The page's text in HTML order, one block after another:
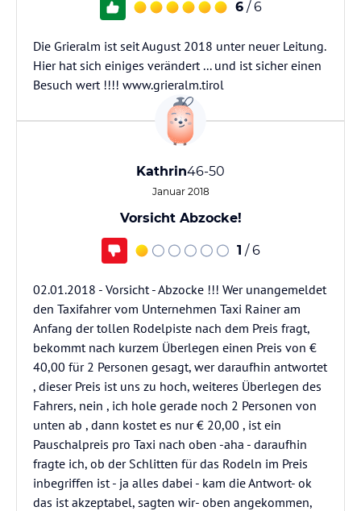
6 / 6
Die Grieralm ist seit August 2018 unter neuer Leitung.
Hier hat sich einiges verändert ... und ist sicher einen
Besuch wert !!!! www.grieralm.tirol
Kathrin46-50
Januar 2018
Vorsicht Abzocke!
1 / 6
02.01.2018 - Vorsicht - Abzocke !!! Wer unangemeldet
den Taxifahrer vom Unternehmen Taxi Rainer am
Anfang der tollen Rodelpiste nach dem Preis fragt,
bekommt nach kurzem Überlegen einen Preis von €
40,00 für 2 Personen gesagt, wer daraufhin antwortet
, dieser Preis ist uns zu hoch, weiteres Überlegen des
Fahrers, nein , ich hole gerade noch 2 Personen von
unten ab , dann kostet es nur € 20,00 , ist ein
Pauschalpreis pro Taxi nach oben -aha - daraufhin
fragte ich, ob der Schlitten für das Rodeln im Preis
inbegriffen ist - ja alles dabei - kam die Antwort- ok
das ist akzeptabel, sagten wir- oben angekommen,